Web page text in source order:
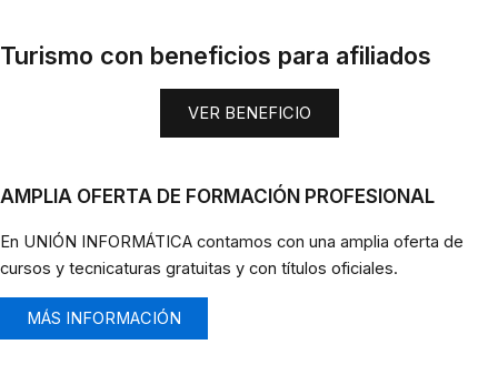
Turismo con beneficios para afiliados
VER BENEFICIO
AMPLIA OFERTA DE FORMACIÓN PROFESIONAL
En UNIÓN INFORMÁTICA contamos con una amplia oferta de
cursos y tecnicaturas gratuitas y con títulos oficiales.
MÁS INFORMACIÓN